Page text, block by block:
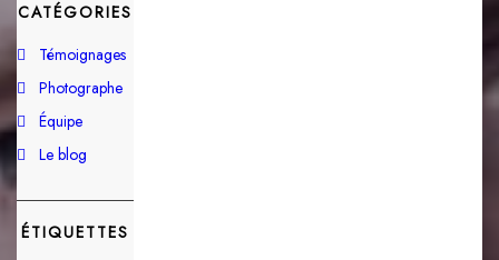
CATÉGORIES
Témoignages
Photographe
Équipe
Le blog
ÉTIQUETTES